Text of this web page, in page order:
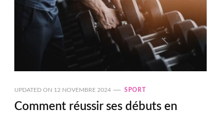
UPDATED ON 12 NOVEMBRE 2024 SPORT
Comment réussir ses débuts en